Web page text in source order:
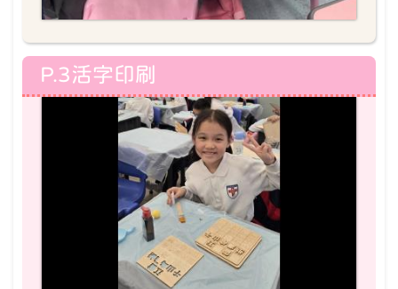
P.3活字印刷